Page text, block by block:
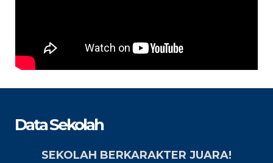
Data Sekolah
SEKOLAH BERKARAKTER JUARA!